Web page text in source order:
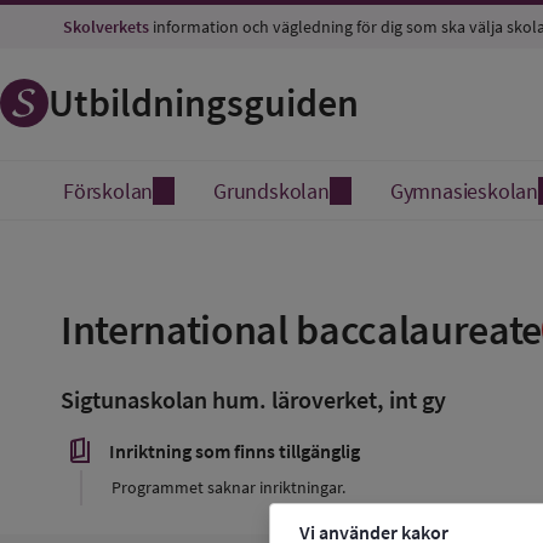
Vi använder kakor
Skolverkets information och vägledning för dig som ska välja
Utbildningsguiden
Förskolan Grundskolan Gymnasieskolan
International baccalaureate
favorit
Sigtunaskolan hum. läroverket, int gy
book_5 Inriktning som finns tillgänglig
Programmet saknar inriktningar.